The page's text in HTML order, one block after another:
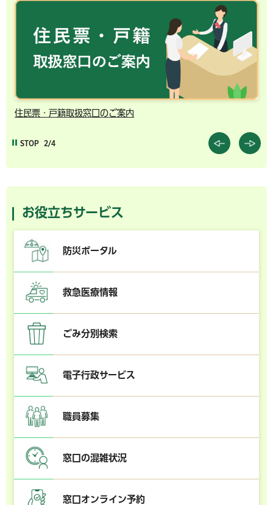
住民票・戸籍取扱窓口のご案内
STOP 2/4
お役立ちサービス
防災ポータル
救急医療情報
ごみ分別検索
電子行政サービス
職員募集
窓口の混雑状況
窓口オンライン予約